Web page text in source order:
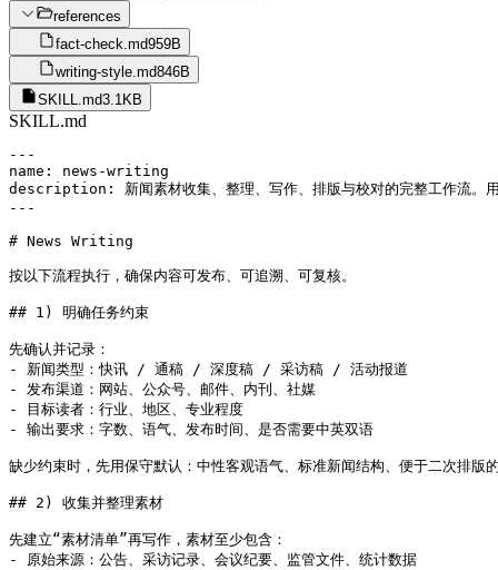
references
fact-check.md959B
writing-style.md846B
SKILL.md3.1KB
SKILL.md
---
name: news-writing
description: 新闻素材收集、整理、写作、排版与校对的完整工作流。用
---
# News Writing
按以下流程执行，确保内容可发布、可追溯、可复核。
## 1) 明确任务约束
先确认并记录：
- 新闻类型：快讯 / 通稿 / 深度稿 / 采访稿 / 活动报道
- 发布渠道：网站、公众号、邮件、内刊、社媒
- 目标读者：行业、地区、专业程度
- 输出要求：字数、语气、发布时间、是否需要中英双语
缺少约束时，先用保守默认：中性客观语气、标准新闻结构、便于二次排
## 2) 收集并整理素材
先建立“素材清单”再写作，素材至少包含：
- 原始来源：公告、采访记录、会议纪要、监管文件、统计数据